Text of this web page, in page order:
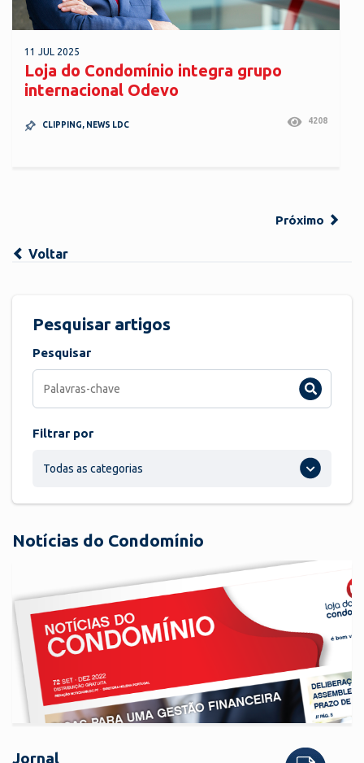
11 JUL 2025
Loja do Condomínio integra grupo
internacional Odevo
CLIPPING, NEWS LDC 4208
Próximo
Voltar
Pesquisar artigos
Pesquisar
Filtrar por
Todas as categorias
Notícias do Condomínio
Jornal